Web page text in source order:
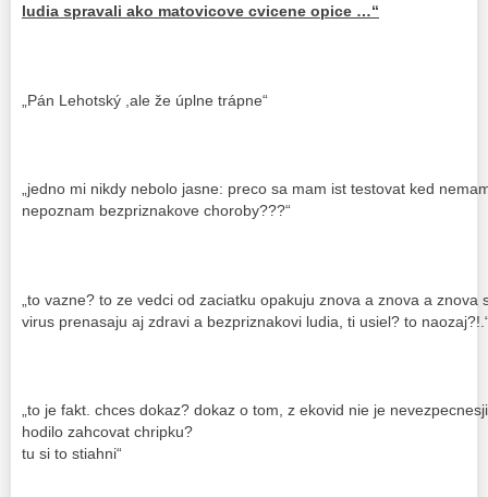
ludia spravali ako matovicove cvicene opice …“
„Pán Lehotský ,ale že úplne trápne“
„jedno mi nikdy nebolo jasne: preco sa mam ist testovat ked
nepoznam bezpriznakove choroby???“
„to vazne? to ze vedci od zaciatku opakuju znova a znova a
virus prenasaju aj zdravi a bezpriznakovi ludia, ti usiel? to
„to je fakt. chces dokaz? dokaz o tom, z ekovid nie je
hodilo zahcovat chripku?
tu si to stiahni“